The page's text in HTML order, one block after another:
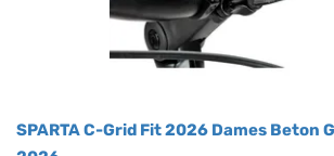
SPARTA C-Grid Fit 2026 Dames Beton